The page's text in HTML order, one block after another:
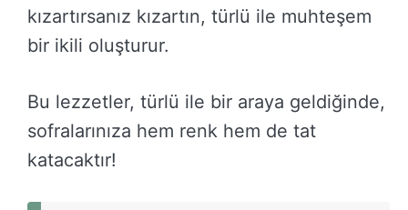
kızartırsanız kızartın, türlü ile muhteşem
bir ikili oluşturur.
Bu lezzetler, türlü ile bir araya geldiğinde,
sofralarınıza hem renk hem de tat
katacaktır!